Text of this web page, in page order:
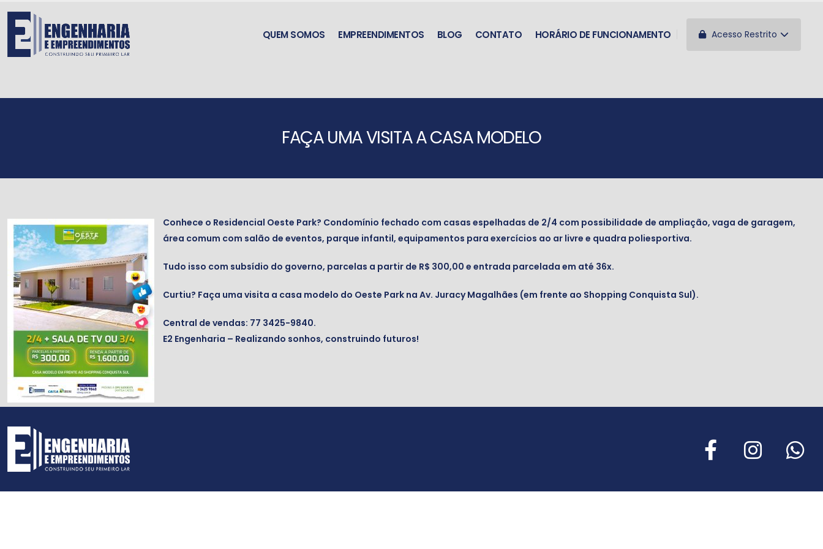
QUEM SOMOS EMPREENDIMENTOS BLOG CONTATO HORÁRIO DE FUNCIONAMENTO Acesso Restrito
FAÇA UMA VISITA A CASA MODELO
Conhece o Residencial Oeste Park? Condomínio fechado com casas espelhadas de 2/4 com possibilidade de ampliação, vaga de garagem,
área comum com salão de eventos, parque infantil, equipamentos para exercícios ao ar livre e quadra poliesportiva.
Tudo isso com subsídio do governo, parcelas a partir de R$ 300,00 e entrada parcelada em até 36x.
Curtiu? Faça uma visita a casa modelo do Oeste Park na Av. Juracy Magalhães (em frente ao Shopping Conquista Sul).
Central de vendas: 77 3425-9840.
E2 Engenharia – Realizando sonhos, construindo futuros!